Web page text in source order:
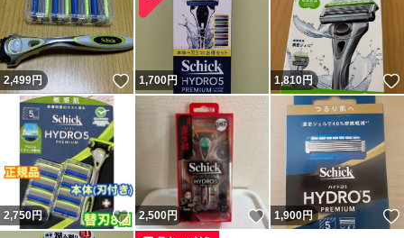
2,499円 いいね！
1,700円 1,810円
2,750円 いいね！
2,500円 いいね！
1,900円